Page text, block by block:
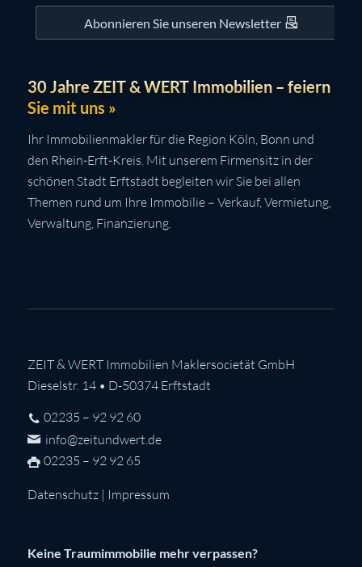
Abonnieren Sie unseren Newsletter
30 Jahre ZEIT & WERT Immobilien – feiern
Sie mit uns »
Ihr Immobilienmakler für die Region Köln, Bonn und
den Rhein-Erft-Kreis. Mit unserem Firmensitz in der
schönen Stadt Erftstadt begleiten wir Sie bei allen
Themen rund um Ihre Immobilie – Verkauf, Vermietung,
Verwaltung, Finanzierung.
ZEIT & WERT Immobilien Maklersocietät GmbH
Dieselstr. 14 • D-50374 Erftstadt
02235 – 92 92 60
info@zeitundwert.de
02235 – 92 92 65
Datenschutz| Impressum
Keine Traumimmobilie mehr verpassen?